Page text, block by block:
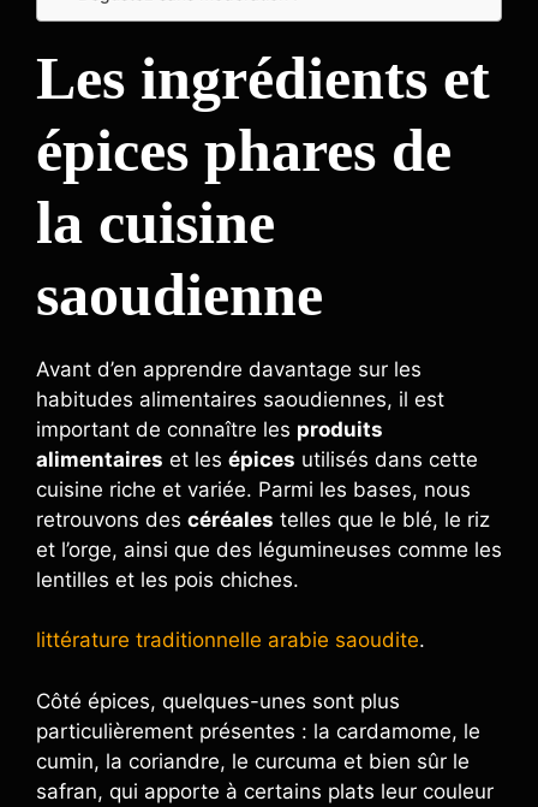
Les ingrédients et
épices phares de
la cuisine
saoudienne
Avant d’en apprendre davantage sur les
habitudes alimentaires saoudiennes, il est
important de connaître les produits
alimentaires et les épices utilisés dans cette
cuisine riche et variée. Parmi les bases, nous
retrouvons des céréales telles que le blé, le riz
et l’orge, ainsi que des légumineuses comme les
lentilles et les pois chiches.
littérature traditionnelle arabie saoudite.
Côté épices, quelques-unes sont plus
particulièrement présentes : la cardamome, le
cumin, la coriandre, le curcuma et bien sûr le
safran, qui apporte à certains plats leur couleur